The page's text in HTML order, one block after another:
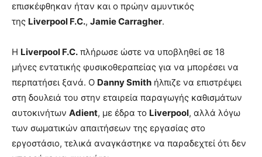
επισκέφθηκαν ήταν και ο πρώην αμυντικός
της Liverpool F.C., Jamie Carragher.
Η Liverpool F.C. πλήρωσε ώστε να υποβληθεί σε 18
μήνες εντατικής φυσικοθεραπείας για να μπορέσει να
περπατήσει ξανά. Ο Danny Smith ήλπιζε να επιστρέψει
στη δουλειά του στην εταιρεία παραγωγής καθισμάτων
αυτοκινήτων Adient, με έδρα το Liverpool, αλλά λόγω
των σωματικών απαιτήσεων της εργασίας στο
εργοστάσιο, τελικά αναγκάστηκε να παραδεχτεί ότι δεν